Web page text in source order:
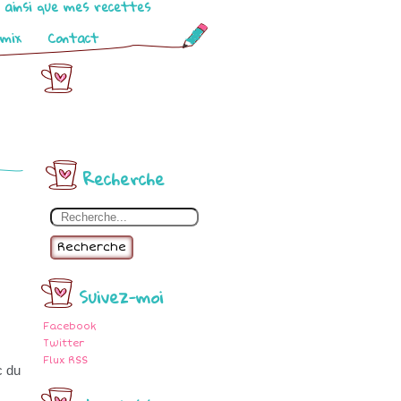
ainsi que mes recettes
Contact
Recherche
Recherche
Suivez-moi
Facebook
Twitter
Flux RSS
du